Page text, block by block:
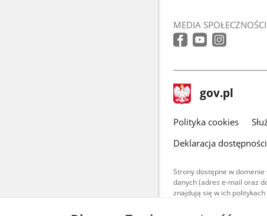
MEDIA
stopka
gov.pl Strona
gov.pl
gov.pl
Polityka cookies
Deklaracja
Strony dostępne w
danych (adres e-mail oraz
znajdują się w ich